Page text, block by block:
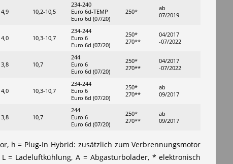
4,9 10,2-10,5
234-240
Euro 6d-TEMP
Euro 6d (07/20)
250*
ab
07/2019
4,0 10,3-10,7
234-244
Euro 6
Euro 6d (07/20)
250*
270**
04/2017
-07/2022
3,8 10,7
244
Euro 6
Euro 6d (07/20)
250*
270**
04/2017
-07/2022
4,0 10,3-10,7
234-244
Euro 6
Euro 6d (07/20)
250*
270**
ab
09/2017
3,8 10,7
244
Euro 6
Euro 6d (07/20)
250*
270**
ab
09/2017
h = Plug-In Hybrid: zusätzlich zum Verbrennungsmotor
= Ladeluftkühlung, A = Abgasturbolader, * elektronisch